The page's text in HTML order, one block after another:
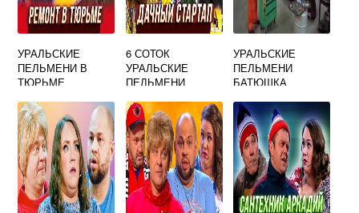
УРАЛЬСКИЕ
ПЕЛЬМЕНИ В
ТЮРЬМЕ
6 СОТОК
УРАЛЬСКИЕ
ПЕЛЬМЕНИ
УРАЛЬСКИЕ
ПЕЛЬМЕНИ
БАТЮШКА